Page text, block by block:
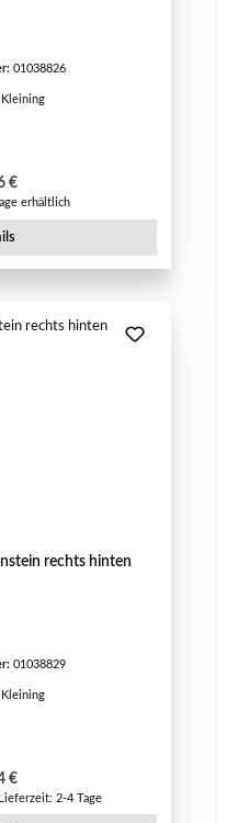
01038826
Kleining
Preis:
€
erhältlich
rechts hinten
01038829
Kleining
Preis:
€
2-4 Tage